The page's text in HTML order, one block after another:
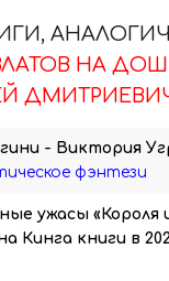
НА
- Виктория
фэнтези
ужасы «Короля
Кинга книги в